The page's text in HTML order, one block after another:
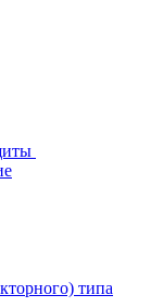
типа